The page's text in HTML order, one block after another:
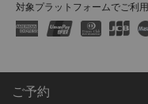
対象プラットフォームでご利
ご予約